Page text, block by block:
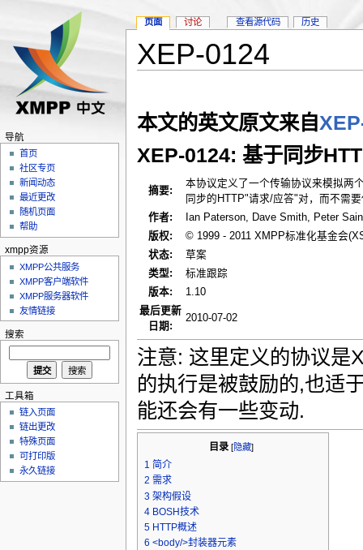
XEP-0124
本文的英文原文来自
XEP-0124: 基于同步
摘要:
本协议定义了一个传输协议来模拟两
同步的HTTP"请求/应答"对，而不需
作者:
Ian Paterson, Dave Smith, Peter
版权:
© 1999 - 2011 XMPP标准化基金会
状态:
草案
类型:
标准跟踪
版本:
1.10
最后更新
日期:
2010-07-02
注意: 这里定义的协议
的执行是被鼓励的,也适
能还会有一些变动.
目录 [隐藏]
1 简介
2 需求
3 架构假设
4 BOSH技术
5 HTTP概述
6 <body/>封装器元素
页面 讨论 查看源代码 历史
导航
首页
社区专页
新闻动态
最近更改
随机页面
帮助
xmpp资源
XMPP公共服务
XMPP客户端软件
XMPP服务器软件
友情链接
搜索
工具箱
链入页面
链出更改
特殊页面
可打印版
永久链接